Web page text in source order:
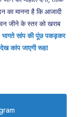
का मानना है कि आजादी
जीने के स्तर को खराब
सांप की पूंछ पकड़कर
देख कांप जाएगी रूह!